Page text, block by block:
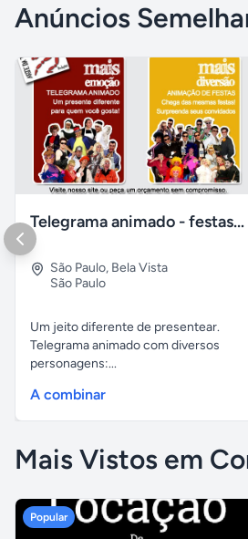
Anúncios
Telegrama animado - festas - presentes e eventos
São Paulo, Bela Vista
São Paulo
Um jeito diferente de presentear.
Telegrama animado com diversos
personagens:...
A combinar
Mais Vistos em
Popular